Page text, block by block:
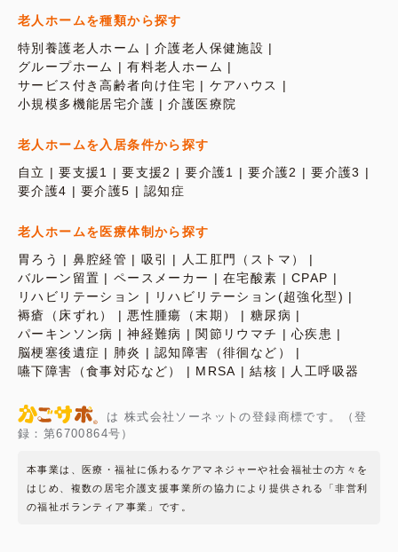
老人ホームを種類から探す
特別養護老人ホーム
介護老人保健施設
グループホーム
有料老人ホーム
サービス付き高齢者向け住宅
ケアハウス
小規模多機能居宅介護
介護医療院
老人ホームを入居条件から探す
自立
要支援1 要支援2 要介護1 要介護2
要介護3
要介護4
要介護5 認知症
老人ホームを医療体制から探す
胃ろう
鼻腔経管 吸引
人工肛門（ストマ）
バルーン留置
ペースメーカー 在宅酸素
CPAP
リハビリテーション
リハビリテーション(超強化型)
褥瘡（床ずれ）
悪性腫瘍（末期）
糖尿病
パーキンソン病
神経難病 関節リウマチ
心疾患
脳梗塞後遺症
肺炎
認知障害（徘徊など）
嚥下障害（食事対応など）
MRSA 結核 人工呼吸器
は 株式会社ソーネットの登録商標です。（登
録：第6700864号）
本事業は、医療・福祉に係わるケアマネジャーや社会福祉士の方々を
はじめ、複数の居宅介護支援事業所の協力により提供される「非営利
の福祉ボランティア事業」です。